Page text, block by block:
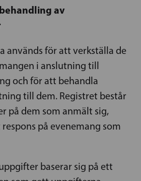
av
används för att verkställa de
i anslutning till
och för att behandla
till dem. Registret består
på dem som anmält sig,
på evenemang som
baserar sig på ett